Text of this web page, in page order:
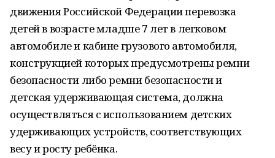
движения Российской Федерации перевозка
детей в возрасте младше 7 лет в легковом
автомобиле и кабине грузового автомобиля,
конструкцией которых предусмотрены ремни
безопасности либо ремни безопасности и
детская удерживающая система, должна
осуществляться с использованием детских
удерживающих устройств, соответствующих
весу и росту ребёнка.